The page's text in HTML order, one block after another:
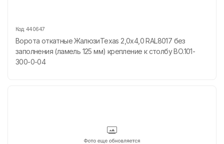
Код: 440647
Ворота откатные ЖалюзиTexas 2,0х4,0 RAL8017 без
заполнения (ламель 125 мм) крепление к столбу ВО.101-
300-0-04